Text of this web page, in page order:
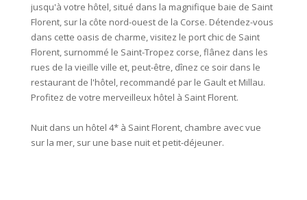
jusqu'à votre hôtel, situé dans la magnifique baie de Saint
Florent, sur la côte nord-ouest de la Corse. Détendez-vous
dans cette oasis de charme, visitez le port chic de Saint
Florent, surnommé le Saint-Tropez corse, flânez dans les
rues de la vieille ville et, peut-être, dînez ce soir dans le
restaurant de l'hôtel, recommandé par le Gault et Millau.
Profitez de votre merveilleux hôtel à Saint Florent.
Nuit dans un hôtel 4* à Saint Florent, chambre avec vue
sur la mer, sur une base nuit et petit-déjeuner.